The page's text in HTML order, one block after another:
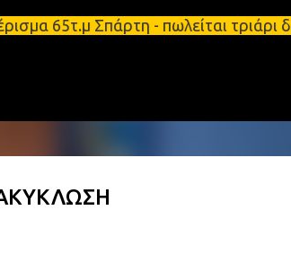
στο κύριο περιεχόμενο
65τ.μ Σπάρτη - πωλείται